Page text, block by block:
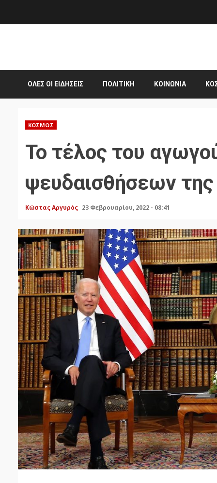
ΌΛΕΣ ΟΙ ΕΙΔΉΣΕΙΣ ΠΟΛΙΤΙΚΉ ΚΟΙΝΩΝΊΑ
ΚΌΣΜΟΣ
Το τέλος του
ψευδαισθήσεων
Κώστας Αργυρός 23 Φεβρουαρίου, 2022 - 08:41